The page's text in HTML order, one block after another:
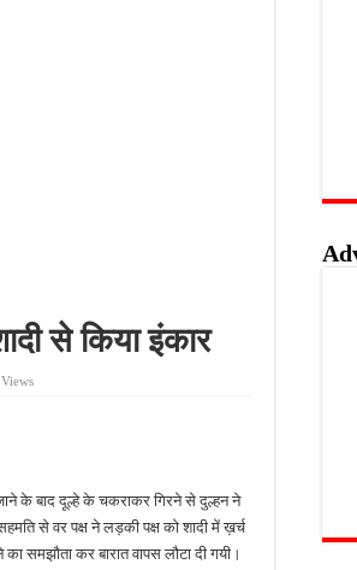
से किया इंकार
के बाद दूल्हे के चकराकर गिरने से दुल्हन ने
से वर पक्ष ने लड़की पक्ष को शादी में ख़र्च
समझौता कर बारात वापस लौटा दी गयी।